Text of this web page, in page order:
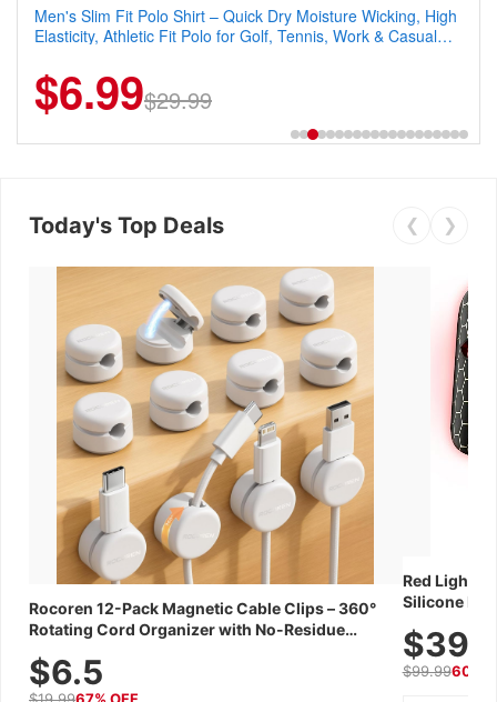
Men's Slim Fit Polo Shirt – Quick Dry Moisture Wicking, High
Elasticity, Athletic Fit Polo for Golf, Tennis, Work & Casual
$6.99$29.99
Today's Top Deals ❮ ❯
Rocoren 12-Pack Magnetic Cable Clips – 360°
Rotating Cord Organizer with No-Residue
Wall, Car & Office, White
$6.5
Red Light
Silicone
$99.9960%